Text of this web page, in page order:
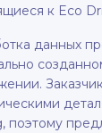
к Eco
данных
поэтому